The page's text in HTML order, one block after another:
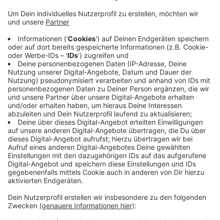
erst die Mitglieder zu befragen und dann einen neuen
Bundesvorstand zu wählen. Diese Botschaft nimmt
Kreis-CDU-Chef Marc Henrichmann aus Havixbeck
heute mit zu einem Treffen aller CDU-
Kreisvorsitzenden. Und die CDU müsse besser
erklären, wofür sie steht. Wichtig sei, dass sie jetzt auf
frische Köpfe setzt. Ob sie dazu die Basis befragt
oder wie üblich nur wenige Vertreter aus den
Kreisverbänden entscheiden lässt, will der Vorstand
voraussichtlich am Dienstag (2.11.) entscheiden.
Anzeige